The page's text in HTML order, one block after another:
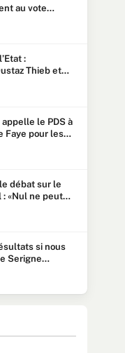
au vote
:
Thieb et
le PDS à
Faye pour les
débat sur le
«Nul ne peut
si nous
Serigne
au Khalife